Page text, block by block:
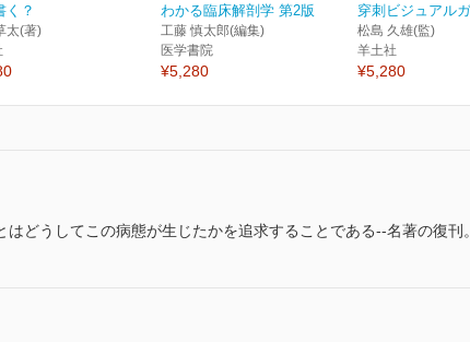
く？
太(著)
わかる臨床解剖学 第2版
工藤 慎太郎(編集)
医学書院
¥5,280
穿刺ビジュアル
松島 久雄(監)
羊土社
¥5,280
はどうしてこの病態が生じたかを追求することである--名著の復刊